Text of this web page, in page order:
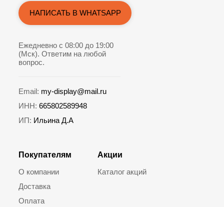
Покупателям
О компании
Доставка
Оплата
Акции
Каталог акций
НАПИСАТЬ В WHATSAPP
Ежедневно с 08:00 до 19:00
(Мск). Ответим на любой
вопрос.
Email: my-display@mail.ru
ИНН: 665802589948
ИП: Ильина Д.А